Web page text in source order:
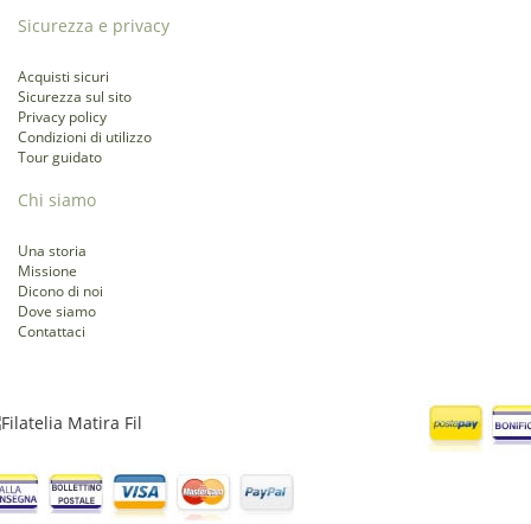
Sicurezza e privacy
Acquisti sicuri
Sicurezza sul sito
Privacy policy
Condizioni di utilizzo
Tour guidato
Chi siamo
Una storia
Missione
Dicono di noi
Dove siamo
Contattaci